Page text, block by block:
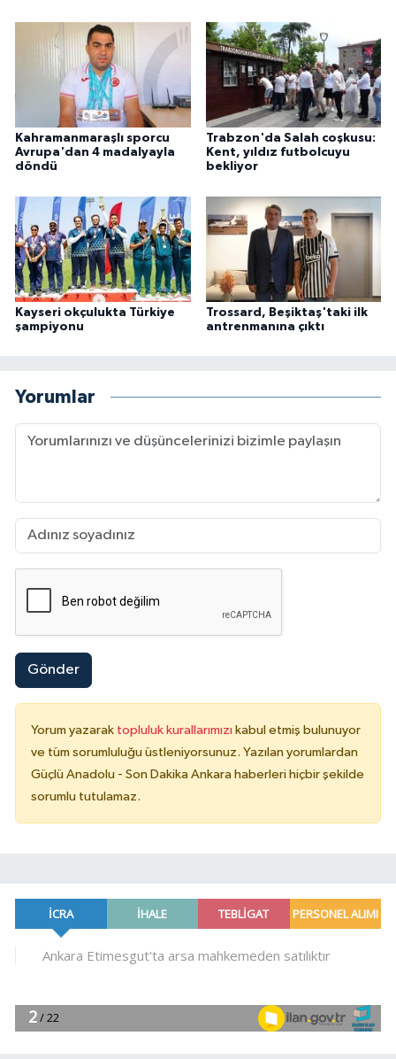
Kahramanmaraşlı sporcu
Avrupa'dan 4 madalyayla
döndü
Trabzon'da Salah coşkusu:
Kent, yıldız futbolcuyu
bekliyor
Kayseri okçulukta Türkiye
şampiyonu
Trossard, Beşiktaş'taki ilk
antrenmanına çıktı
Yorumlar
Gönder
Yorum yazarak topluluk kurallarımızı kabul etmiş bulunuyor
ve tüm sorumluluğu üstleniyorsunuz. Yazılan yorumlardan
Güçlü Anadolu - Son Dakika Ankara haberleri hiçbir şekilde
sorumlu tutulamaz.